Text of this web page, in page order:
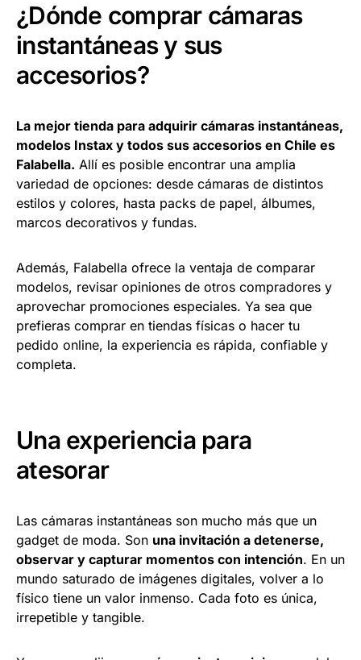
¿Dónde comprar cámaras
instantáneas y sus
accesorios?
La mejor tienda para adquirir cámaras instantáneas,
modelos Instax y todos sus accesorios en Chile es
Falabella. Allí es posible encontrar una amplia
variedad de opciones: desde cámaras de distintos
estilos y colores, hasta packs de papel, álbumes,
marcos decorativos y fundas.
Además, Falabella ofrece la ventaja de comparar
modelos, revisar opiniones de otros compradores y
aprovechar promociones especiales. Ya sea que
prefieras comprar en tiendas físicas o hacer tu
pedido online, la experiencia es rápida, confiable y
completa.
Una experiencia para
atesorar
Las cámaras instantáneas son mucho más que un
gadget de moda. Son una invitación a detenerse,
observar y capturar momentos con intención. En un
mundo saturado de imágenes digitales, volver a lo
físico tiene un valor inmenso. Cada foto es única,
irrepetible y tangible.